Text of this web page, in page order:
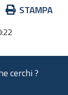
STAMPA
cerchi ?